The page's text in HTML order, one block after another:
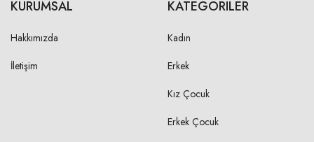
KURUMSAL
Hakkımızda
İletişim
KATEGORILER
Kadın
Erkek
Kız Çocuk
Erkek Çocuk